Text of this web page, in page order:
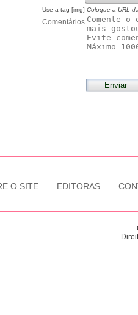
Use a tag [img] Coloque a URL
Comentários
O SITE EDITORAS